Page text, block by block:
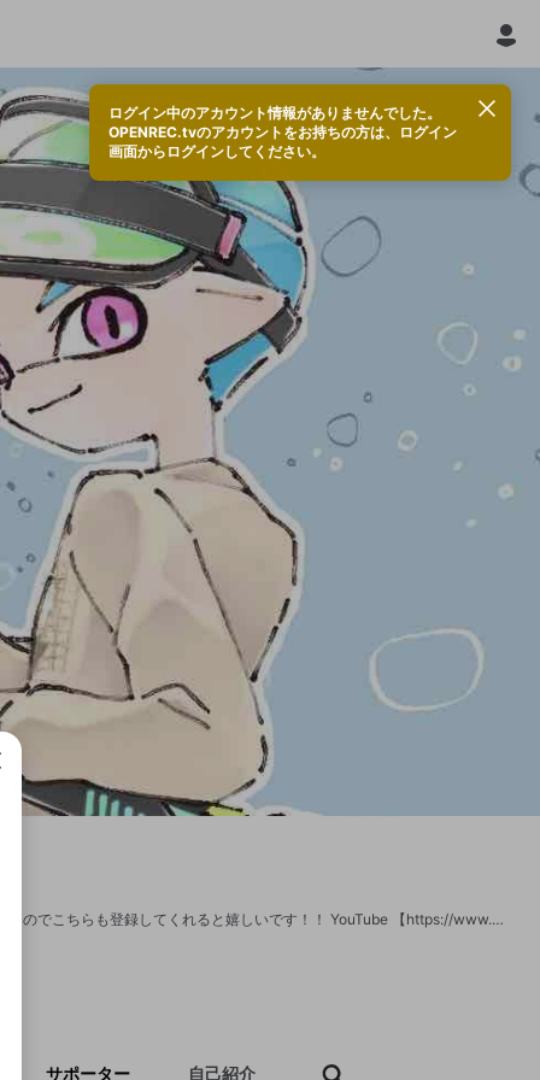
ログイン中のアカウント情報がありませんでした。
OPENREC.tvのアカウントをお持ちの方は、ログイン
画面からログインしてください。
ゲーム配信やってます！（あつ森、スプラ、Apexなど） 動画の投稿はYoutubeでやるのでこちらも登録してくれると嬉しいです！！ YouTube 【https://www.youtube.com/channel/UCgiGlk8BrCTHvsYh3Glx4Qg?view_as=subscriber】
サポーター 自己紹介